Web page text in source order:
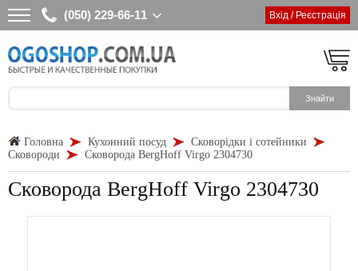
(050) 229-66-11 Вхід / Реєстрація
Головна Кухонний посуд
Сковорідки і сотейники
Сковороди
Сковорода BergHoff Virgo 2304730
Сковорода BergHoff Virgo 2304730